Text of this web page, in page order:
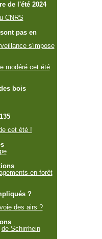
de l'été 2024
CNRS
pas en
s'impose
modéré cet été
bois
cet été !
en forêt
?
des airs ?
de Schirrhein